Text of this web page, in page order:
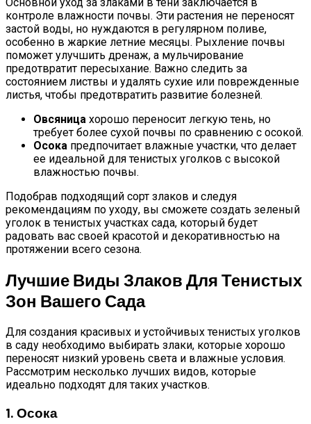
контроле влажности почвы. Эти растения не переносят
застой воды, но нуждаются в регулярном поливе,
особенно в жаркие летние месяцы. Рыхление почвы
поможет улучшить дренаж, а мульчирование
предотвратит пересыхание. Важно следить за
состоянием листвы и удалять сухие или поврежденные
листья, чтобы предотвратить развитие болезней.
Овсяница хорошо переносит легкую тень, но
требует более сухой почвы по сравнению с осокой.
Осока предпочитает влажные участки, что делает
ее идеальной для тенистых уголков с высокой
влажностью почвы.
Подобрав подходящий сорт злаков и следуя
рекомендациям по уходу, вы сможете создать зеленый
уголок в тенистых участках сада, который будет
радовать вас своей красотой и декоративностью на
протяжении всего сезона.
Лучшие Виды Злаков Для Тенистых
Зон Вашего Сада
Для создания красивых и устойчивых тенистых уголков
в саду необходимо выбирать злаки, которые хорошо
переносят низкий уровень света и влажные условия.
Рассмотрим несколько лучших видов, которые
идеально подходят для таких участков.
1. Осока